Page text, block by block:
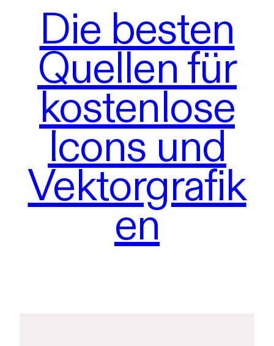
Die besten
Quellen für
kostenlose
Icons und
Vektorgrafik
en